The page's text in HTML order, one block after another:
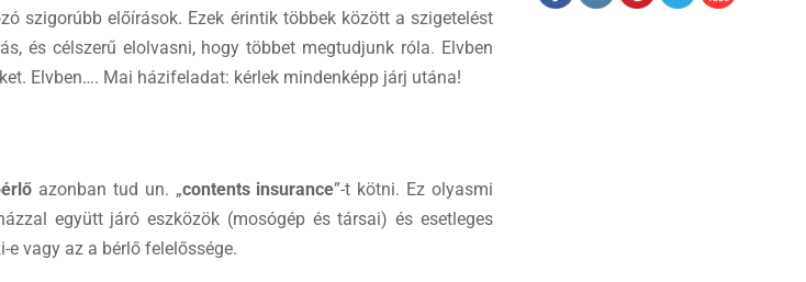
szigorúbb előírások. Ezek érintik többek között a szigetelést
és célszerű elolvasni, hogy többet megtudjunk róla. Elvben
Elvben…. Mai házifeladat: kérlek mindenképp járj utána!
azonban tud un. „contents insurance”-t kötni. Ez olyasmi
együtt járó eszközök (mosógép és társai) és esetleges
vagy az a bérlő felelőssége.